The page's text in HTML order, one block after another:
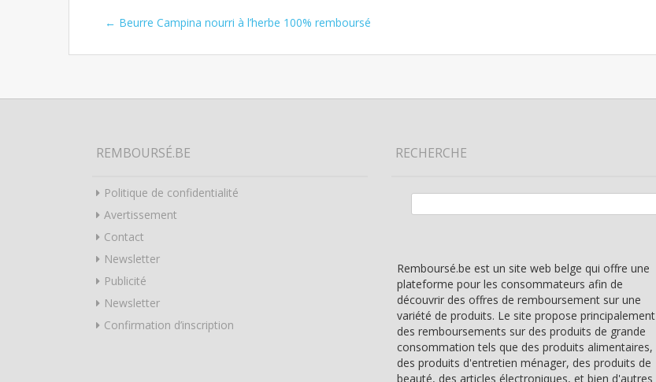
Post navigation
← Beurre Campina nourri à l’herbe 100% remboursé
REMBOURSÉ.BE
Politique de confidentialité
Avertissement
Contact
Newsletter
Publicité
Newsletter
Confirmation d’inscription
RECHERCHE
Remboursé.be est un site web belge qui offre une
plateforme pour les consommateurs afin de
découvrir des offres de remboursement sur une
variété de produits. Le site propose principalement
des remboursements sur des produits de grande
consommation tels que des produits alimentaires,
des produits d'entretien ménager, des produits de
beauté, des articles électroniques, et bien d'autres